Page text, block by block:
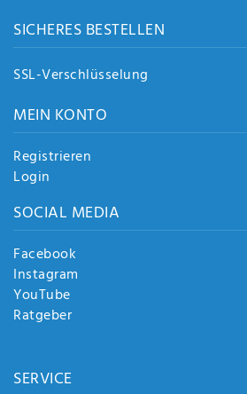
SICHERES BESTELLEN
SSL-Verschlüsselung
MEIN KONTO
Registrieren
Login
SOCIAL MEDIA
Facebook
Instagram
YouTube
Ratgeber
SERVICE